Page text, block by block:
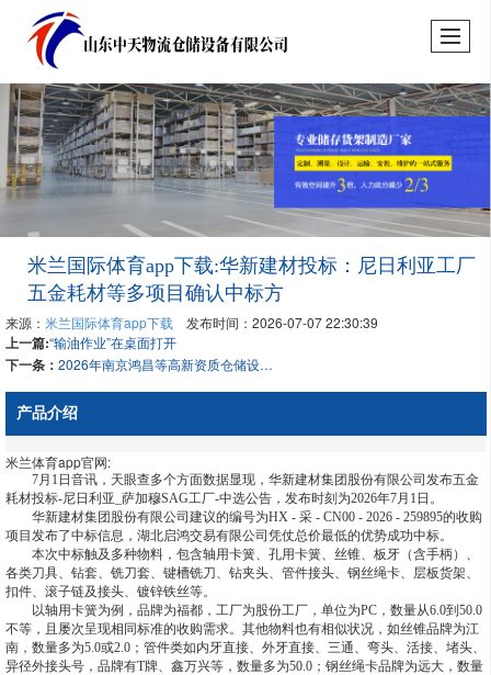
米兰国际体育app下载:华新建材投标：尼日利亚工厂
五金耗材等多项目确认中标方
来源： 米兰国际体育app下载 发布时间：2026-07-07 22:30:39
上一篇:“输油作业”在桌面打开
下一条： 2026年南京鸿昌等高新资质仓储设备厂家梳理
产品介绍
米兰体育app官网:
7月1日音讯，天眼查多个方面数据显现，华新建材集团股份有限公司发布五金
耗材投标-尼日利亚_萨加穆SAG工厂-中选公告，发布时刻为2026年7月1日。
华新建材集团股份有限公司建议的编号为HX - 采 - CN00 - 2026 - 259895的收购
项目发布了中标信息，湖北启鸿交易有限公司凭仗总价最低的优势成功中标。
本次中标触及多种物料，包含轴用卡簧、孔用卡簧、丝锥、板牙（含手柄）、
各类刀具、钻套、铣刀套、键槽铣刀、钻夹头、管件接头、钢丝绳卡、层板货架、
扣件、滚子链及接头、镀锌铁丝等。
以轴用卡簧为例，品牌为福都，工厂为股份工厂，单位为PC，数量从6.0到50.0
不等，且屡次呈现相同标准的收购需求。其他物料也有相似状况，如丝锥品牌为江
南，数量多为5.0或2.0；管件类如内牙直接、外牙直接、三通、弯头、活接、堵头、
异径外接头号，品牌有T牌、鑫万兴等，数量多为50.0；钢丝绳卡品牌为远大，数量